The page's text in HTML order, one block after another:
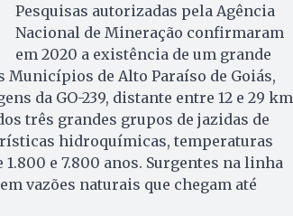
Pesquisas autorizadas pela Agência
Nacional de Mineração confirmaram
em 2020 a existência de um grande
Municípios de Alto Paraíso de Goiás,
da GO-239, distante entre 12 e 29 km
três grandes grupos de jazidas de
hidroquímicas, temperaturas
e 7.800 anos. Surgentes na linha
vazões naturais que chegam até